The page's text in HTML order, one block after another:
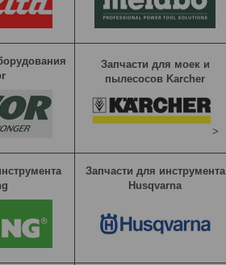
Запчасти для моек и
пылесосов Karcher
>
Запчасти для инструмента
Husqvarna